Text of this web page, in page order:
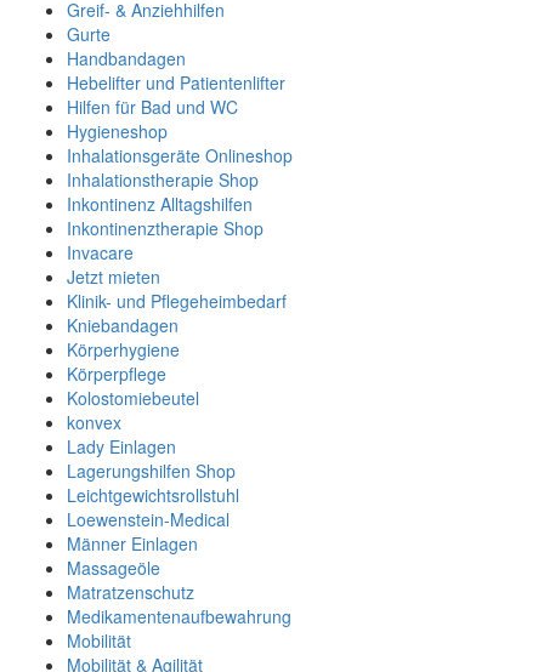
Greif- & Anziehhilfen
Gurte
Handbandagen
Hebelifter und Patientenlifter
Hilfen für Bad und WC
Hygieneshop
Inhalationsgeräte Onlineshop
Inhalationstherapie Shop
Inkontinenz Alltagshilfen
Inkontinenztherapie Shop
Invacare
Jetzt mieten
Klinik- und Pflegeheimbedarf
Kniebandagen
Körperhygiene
Körperpflege
Kolostomiebeutel
konvex
Lady Einlagen
Lagerungshilfen Shop
Leichtgewichtsrollstuhl
Loewenstein-Medical
Männer Einlagen
Massageöle
Matratzenschutz
Medikamentenaufbewahrung
Mobilität
Mobilität & Agilität